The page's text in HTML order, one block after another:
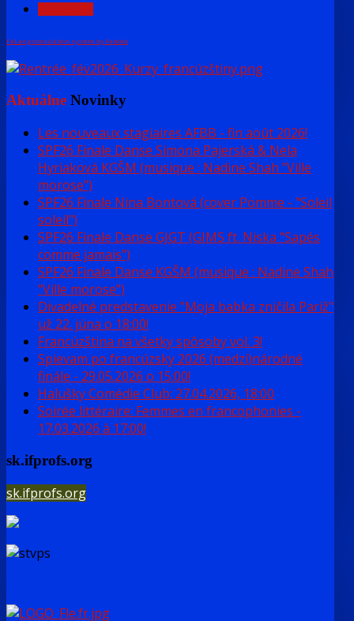
FaLang translation system by Faboba
Aktuálne Novinky
Les nouveaux stagiaires AFBB - fin août 2026!
SPF26 Finale Danse Simona Pajerská & Nela
Hyriaková KGŠM (musique : Nadine Shah "Ville
morose")
SPF26 Finale Nina Bontová (cover Pomme - "Soleil
soleil")
SPF26 Finale Danse GJGT (GIMS ft. Niska "Sapés
comme jamais")
SPF26 Finale Danse KGŠM (musique : Nadine Shah
"Ville morose")
Divadelné predstavenie "Moja babka zničila Pariž"
už 22. júna o 18:00!
Francúzština na všetky spôsoby vol. 3!
Spievam po francúzsky 2026 (medzi)národné
finále - 29.05.2026 o 15:00!
Halušky Comédie Club: 27.04.2026, 18:00
Soirée littéraire: Femmes en francophonies -
17.03.2026 à 17:00!
sk.ifprofs.org
sk.ifprofs.org